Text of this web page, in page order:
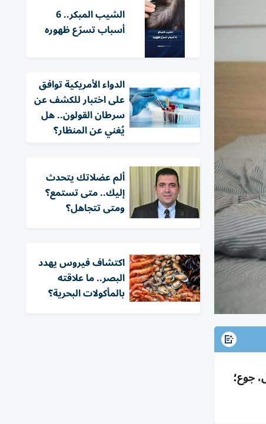
جوع؛
الشيب المبكر.. 6
أسباب تسرّع ظهوره
الدواء الأمريكية توافق
على اختبار للكشف عن
سرطان القولون.. هل
يُغني عن المنظار؟
ألم عضلاتك يتحدث
إليك.. متى تستمع؟
ومتى تتجاهل؟
اكتشاف فيروس يهدد
البصر.. ما علاقته
بالمأكولات البحرية؟